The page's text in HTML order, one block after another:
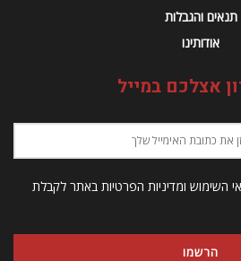
תנאים והגבלות
אודותינו
אצלכם במייל
השימוש ומדיניות הפרטיות באתר לקבלת